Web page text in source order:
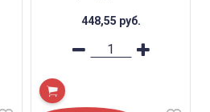
448,55 руб.